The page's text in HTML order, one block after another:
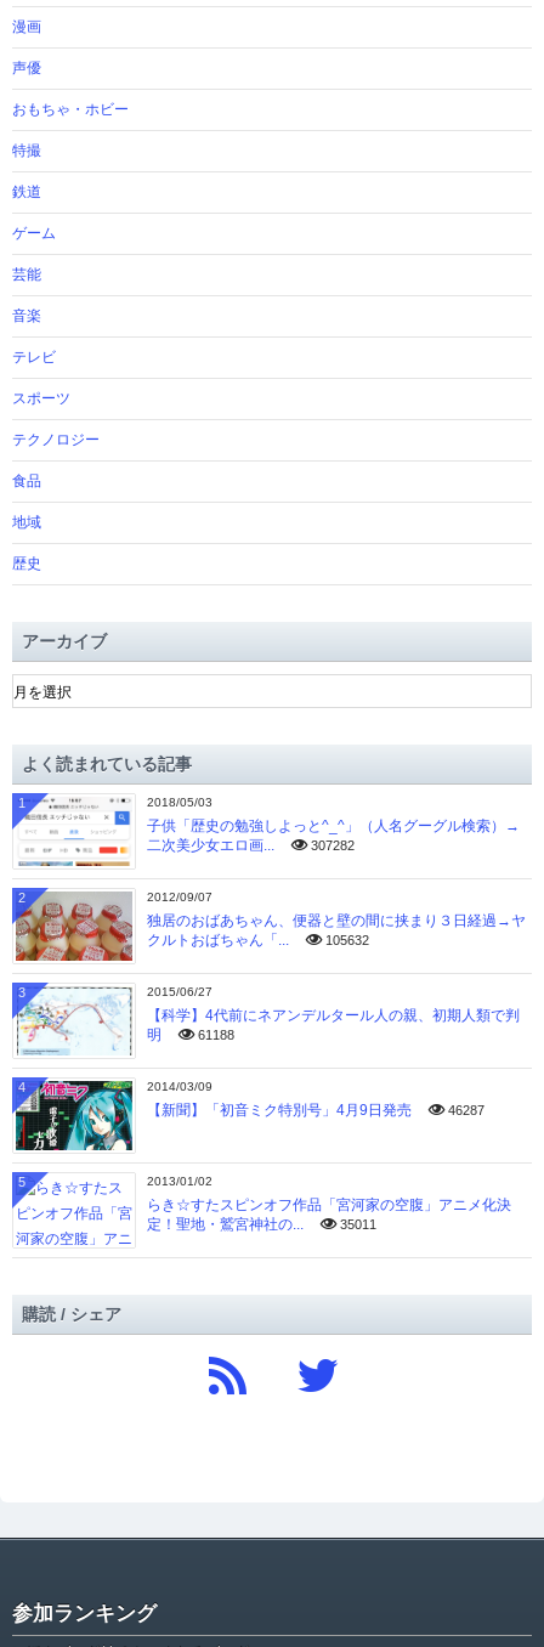
漫画
声優
おもちゃ・ホビー
特撮
鉄道
ゲーム
芸能
音楽
テレビ
スポーツ
テクノロジー
食品
地域
歴史
アーカイブ
ア
ー
ブよく読まれている記事
2018/05/03
子供「歴史の勉強しよっと^_^」（人名グーグル検索）→
二次美少女エロ画...
307282
1
2012/09/07
独居のおばあちゃん、便器と壁の間に挟まり３日経過→ヤ
クルトおばちゃん「...
105632
2
2015/06/27
【科学】4代前にネアンデルタール人の親、初期人類で判
明
61188
3
2014/03/09
【新聞】「初音ミク特別号」4月9日発売 46287
4
2013/01/02
らき☆すたスピンオフ作品「宮河家の空腹」アニメ化決
定！聖地・鷲宮神社の...
35011
5
購読 / シェア
参加ランキング